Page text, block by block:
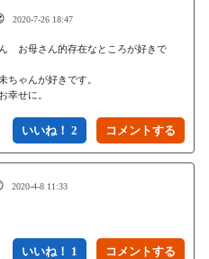
2020-7-26 18:47
　お母さん的存在なところが好きで
ちゃんが好きです。
幸せに。
いいね！ 2
2020-4-8 11:33
いいね！ 1